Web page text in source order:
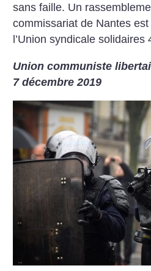
sans faille. Un
commissariat de Nantes
l’Union syndicale solidaires
Union communiste
7 décembre 2019